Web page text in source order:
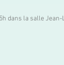
dans la salle